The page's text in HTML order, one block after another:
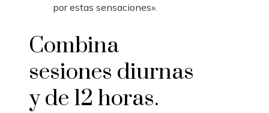
por estas sensaciones».
Combina
sesiones diurnas
y de 12 horas.